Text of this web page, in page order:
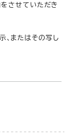
をさせていただき
、またはその写し